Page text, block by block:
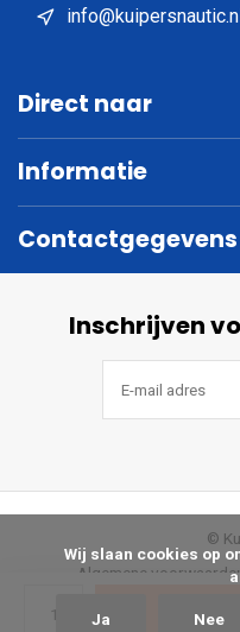
Direct naar
Informatie
Contactgegevens
Inschrijven
Algemene
©
Ja Nee